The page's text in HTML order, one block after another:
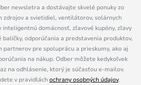
newsletra a dostávajte skvelé ponuky zo
zdrojov a svietidiel, ventilátorov, solárnych
inteligentnú domácnosť, zľavové kupóny, zľavy
balíčky, odporúčania a predstavenia produktov,
partnerov pre spoluprácu a prieskumy, ako aj
na nákup. Odber môžete kedykoľvek
na odhlásenie, ktorý je súčasťou e-mailov.
v pravidláchochrany osobných údajov.